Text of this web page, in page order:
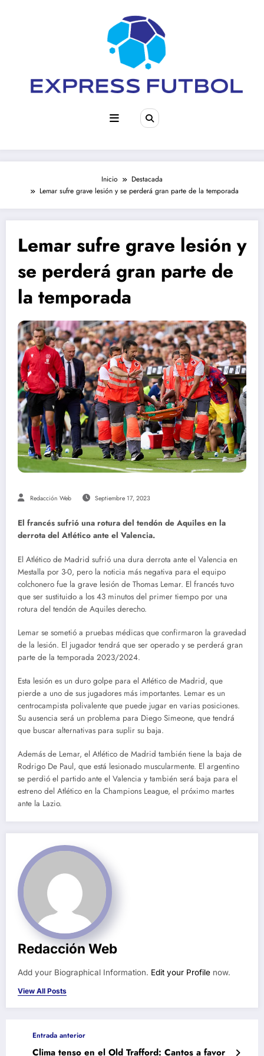
Inicio
Destacada
Lemar sufre grave lesión y se perderá gran parte de la temporada
Lemar sufre grave lesión y
se perderá gran parte de
la temporada
Redacción Web Septiembre 17, 2023
El francés sufrió una rotura del tendón de Aquiles en la
derrota del Atlético ante el Valencia.
El Atlético de Madrid sufrió una dura derrota ante el Valencia en
Mestalla por 3-0, pero la noticia más negativa para el equipo
colchonero fue la grave lesión de Thomas Lemar. El francés tuvo
que ser sustituido a los 43 minutos del primer tiempo por una
rotura del tendón de Aquiles derecho.
Lemar se sometió a pruebas médicas que confirmaron la gravedad
de la lesión. El jugador tendrá que ser operado y se perderá gran
parte de la temporada 2023/2024.
Esta lesión es un duro golpe para el Atlético de Madrid, que
pierde a uno de sus jugadores más importantes. Lemar es un
centrocampista polivalente que puede jugar en varias posiciones.
Su ausencia será un problema para Diego Simeone, que tendrá
que buscar alternativas para suplir su baja.
Además de Lemar, el Atlético de Madrid también tiene la baja de
Rodrigo De Paul, que está lesionado muscularmente. El argentino
se perdió el partido ante el Valencia y también será baja para el
estreno del Atlético en la Champions League, el próximo martes
ante la Lazio.
Redacción Web
Add your Biographical Information. Edit your Profile now.
View All Posts
Entrada anterior
Clima tenso en el Old Trafford: Cantos a favor